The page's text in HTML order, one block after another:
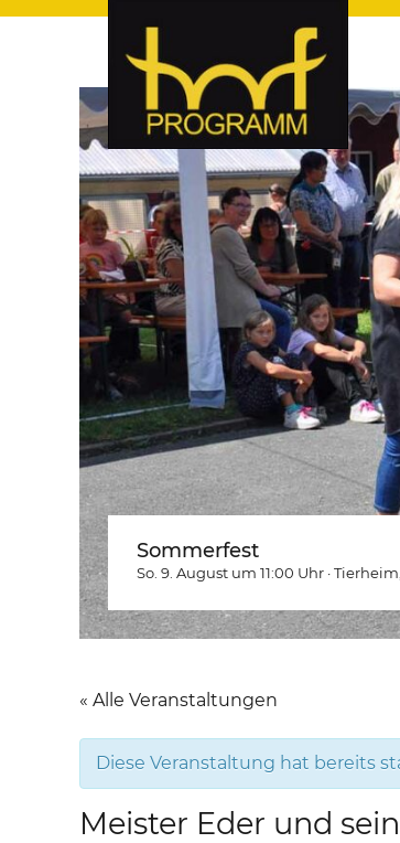
hof-programm –
hof-programm – das Veranstaltungsportal
Sommerfest
So. 9. August um 11:00 Uhr ·Tierheim
« Alle Veranstaltungen
Diese Veranstaltung hat bereits
Meister Eder und